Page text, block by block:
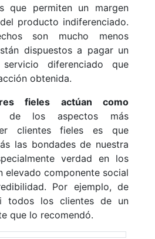
que permiten un margen
producto indiferenciado.
son mucho menos
dispuestos a pagar un
diferenciado que
obtenida.
fieles actúan como
los aspectos más
clientes fieles es que
las bondades de nuestra
verdad en los
elevado componente social
Por ejemplo, de
todos los clientes de un
que lo recomendó.